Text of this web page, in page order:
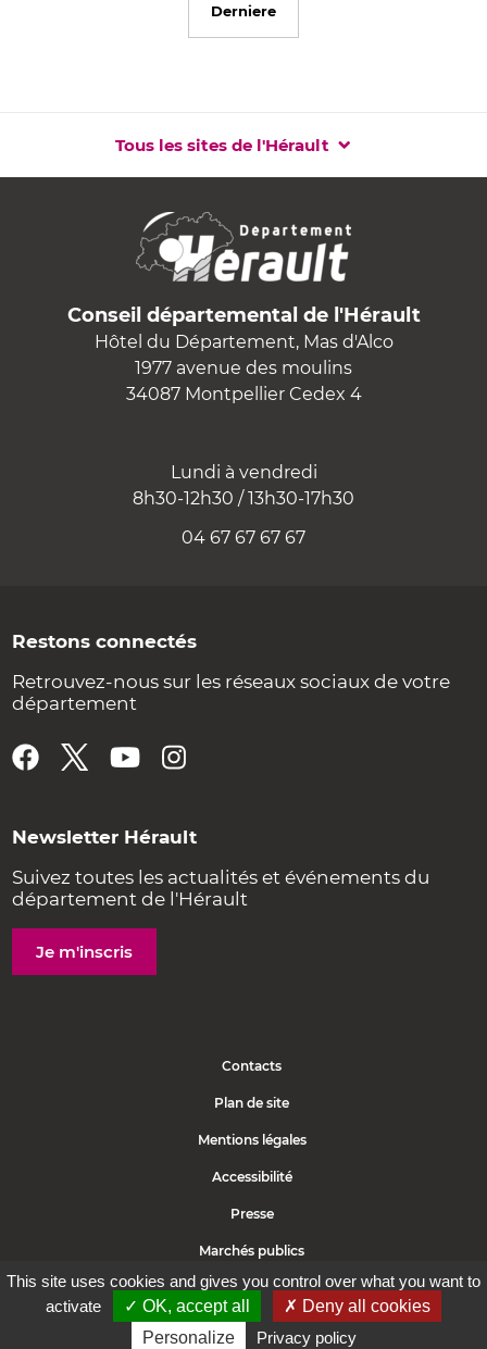
This site uses cookies and gives you control over what you want to
activate
✓ OK, accept all
✗ Deny all cookies
Personalize
Privacy policy
Derniere
Tous les sites de l'Hérault
Conseil départemental de l'Hérault
Hôtel du Département, Mas d'Alco
1977 avenue des moulins
34087 Montpellier Cedex 4
Lundi à vendredi
8h30-12h30 / 13h30-17h30
04 67 67 67 67
Restons connectés
Retrouvez-nous sur les réseaux sociaux de votre
département
Newsletter Hérault
Suivez toutes les actualités et événements du
département de l'Hérault
Je m'inscris
Contacts
Plan de site
Mentions légales
Accessibilité
Presse
Marchés publics
Politique de cookies
Protection des données